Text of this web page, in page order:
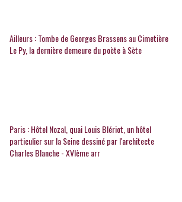
Ailleurs : Tombe de Georges Brassens au Cimetière
Le Py, la dernière demeure du poète à Sète
Paris : Hôtel Nozal, quai Louis Blériot, un hôtel
particulier sur la Seine dessiné par l'architecte
Charles Blanche - XVIème arr